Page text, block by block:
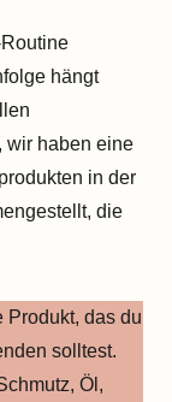
hängt
wir haben eine
in der
die
Produkt, das du
solltest.
Öl,